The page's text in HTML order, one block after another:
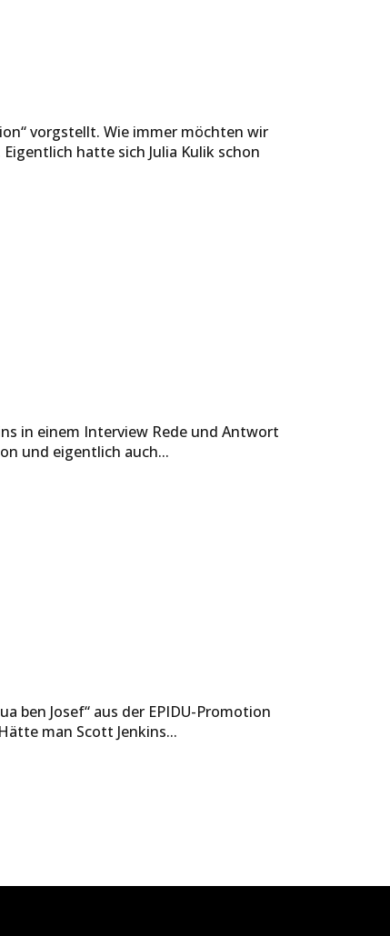
vorgstellt. Wie immer möchten wir
hatte sich Julia Kulik schon
in einem Interview Rede und Antwort
und eigentlich auch...
ben Josef“ aus der EPIDU-Promotion
man Scott Jenkins...